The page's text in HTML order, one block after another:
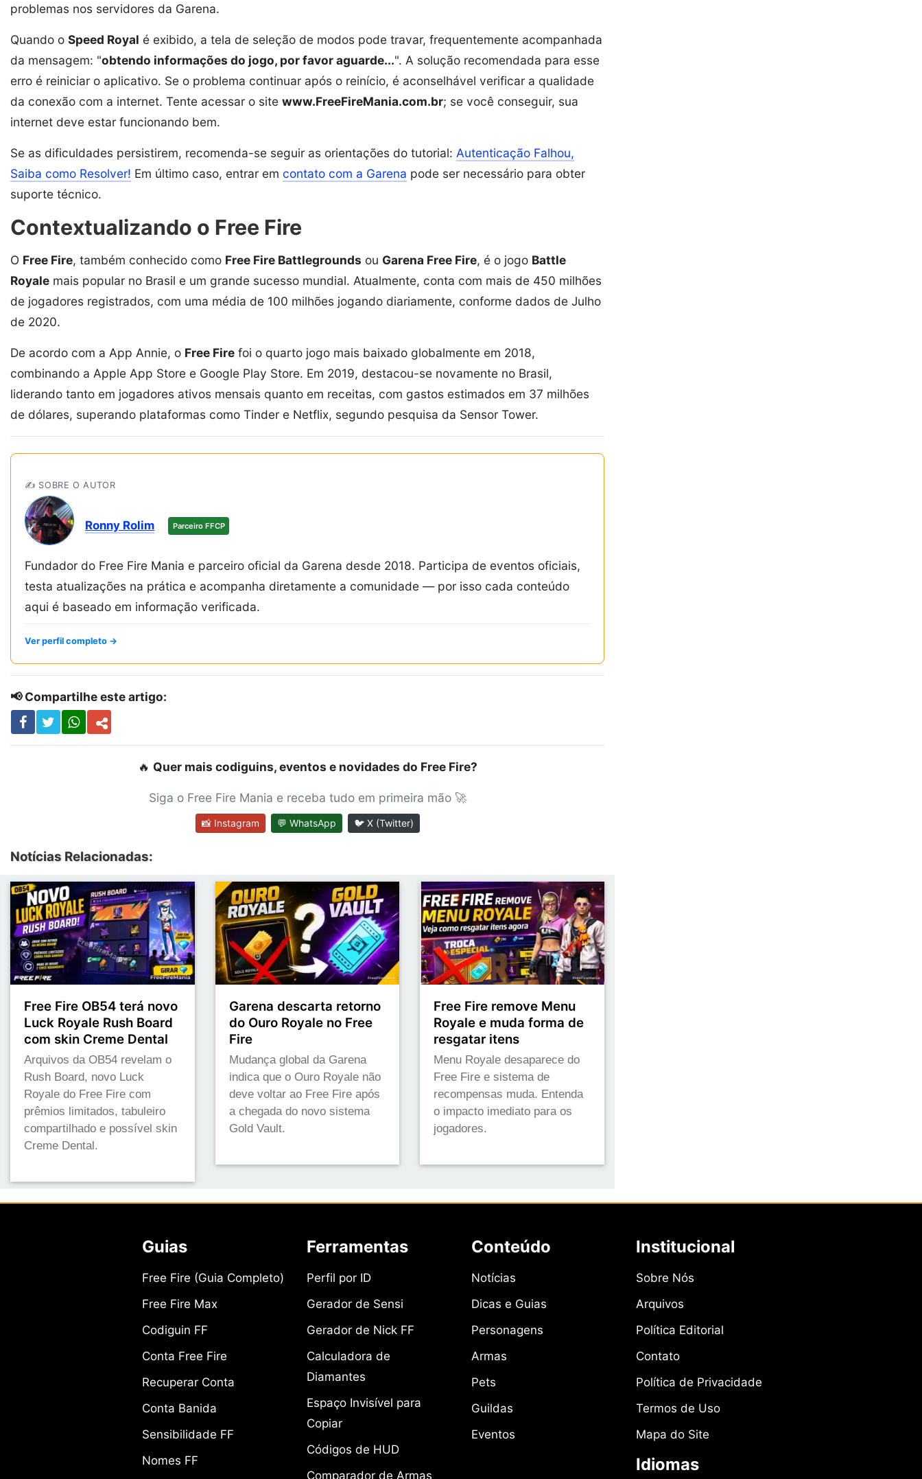
problemas nos servidores da Garena.
Quando o Speed Royal é exibido, a tela de seleção de modos pode travar, frequentemente acompanhada
da mensagem: "obtendo informações do jogo, por favor aguarde...". A solução recomendada para esse
erro é reiniciar o aplicativo. Se o problema continuar após o reinício, é aconselhável verificar a qualidade
da conexão com a internet. Tente acessar o site www.FreeFireMania.com.br; se você conseguir, sua
internet deve estar funcionando bem.
Se as dificuldades persistirem, recomenda-se seguir as orientações do tutorial: Autenticação Falhou,
Saiba como Resolver! Em último caso, entrar em contato com a Garena pode ser necessário para obter
suporte técnico.
Contextualizando o Free Fire
O Free Fire, também conhecido como Free Fire Battlegrounds ou Garena Free Fire, é o jogo Battle
Royale mais popular no Brasil e um grande sucesso mundial. Atualmente, conta com mais de 450 milhões
de jogadores registrados, com uma média de 100 milhões jogando diariamente, conforme dados de Julho
de 2020.
De acordo com a App Annie, o Free Fire foi o quarto jogo mais baixado globalmente em 2018,
combinando a Apple App Store e Google Play Store. Em 2019, destacou-se novamente no Brasil,
liderando tanto em jogadores ativos mensais quanto em receitas, com gastos estimados em 37 milhões
de dólares, superando plataformas como Tinder e Netflix, segundo pesquisa da Sensor Tower.
✍️ SOBRE O AUTOR
Ronny Rolim Parceiro FFCP
Fundador do Free Fire Mania e parceiro oficial da Garena desde 2018. Participa de eventos oficiais,
testa atualizações na prática e acompanha diretamente a comunidade — por isso cada conteúdo
aqui é baseado em informação verificada.
Ver perfil completo →
📢 Compartilhe este artigo:
🔥 Quer mais codiguins, eventos e novidades do Free Fire?
Siga o Free Fire Mania e receba tudo em primeira mão 🚀
📸 Instagram 💬 WhatsApp 🐦 X (Twitter)
Notícias Relacionadas:
Free Fire OB54 terá novo
Luck Royale Rush Board
com skin Creme Dental
Arquivos da OB54 revelam o
Rush Board, novo Luck
Royale do Free Fire com
prêmios limitados, tabuleiro
compartilhado e possível skin
Creme Dental.
Garena descarta retorno
do Ouro Royale no Free
Fire
Mudança global da Garena
indica que o Ouro Royale não
deve voltar ao Free Fire após
a chegada do novo sistema
Gold Vault.
Free Fire remove Menu
Royale e muda forma de
resgatar itens
Menu Royale desaparece do
Free Fire e sistema de
recompensas muda. Entenda
o impacto imediato para os
jogadores.
Guias
Free Fire (Guia Completo)
Free Fire Max
Codiguin FF
Conta Free Fire
Recuperar Conta
Conta Banida
Sensibilidade FF
Nomes FF
Ferramentas
Perfil por ID
Gerador de Sensi
Gerador de Nick FF
Calculadora de
Diamantes
Espaço Invisível para
Copiar
Códigos de HUD
Comparador de Armas
Conteúdo
Notícias
Dicas e Guias
Personagens
Armas
Pets
Guildas
Eventos
Institucional
Sobre Nós
Arquivos
Política Editorial
Contato
Política de Privacidade
Termos de Uso
Mapa do Site
Idiomas